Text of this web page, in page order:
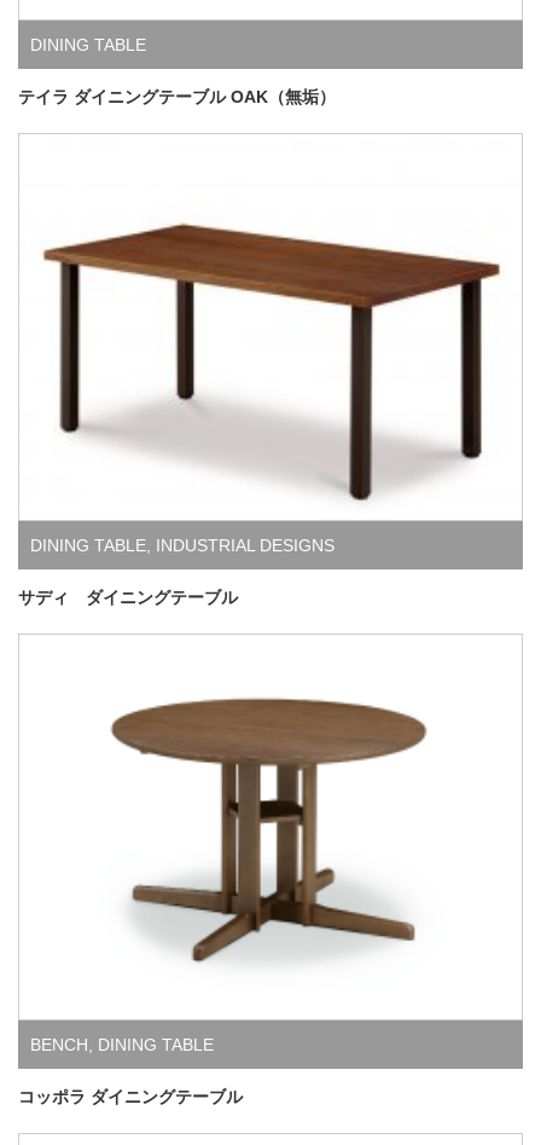
DINING TABLE
テイラ ダイニングテーブル OAK（無垢）
DINING TABLE INDUSTRIAL DESIGNS
サディ ダイニングテーブル
BENCH, DINING TABLE
コッポラ ダイニングテーブル